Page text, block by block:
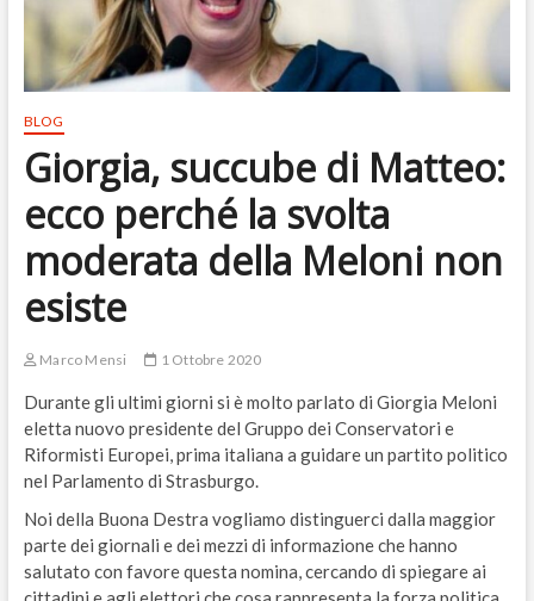
BLOG
Giorgia, succube di Matteo:
ecco perché la svolta
moderata della Meloni non
esiste
Marco Mensi 1 Ottobre 2020
Durante gli ultimi giorni si è molto parlato di Giorgia Meloni
eletta nuovo presidente del Gruppo dei Conservatori e
Riformisti Europei, prima italiana a guidare un partito politico
nel Parlamento di Strasburgo.
Noi della Buona Destra vogliamo distinguerci dalla maggior
parte dei giornali e dei mezzi di informazione che hanno
salutato con favore questa nomina, cercando di spiegare ai